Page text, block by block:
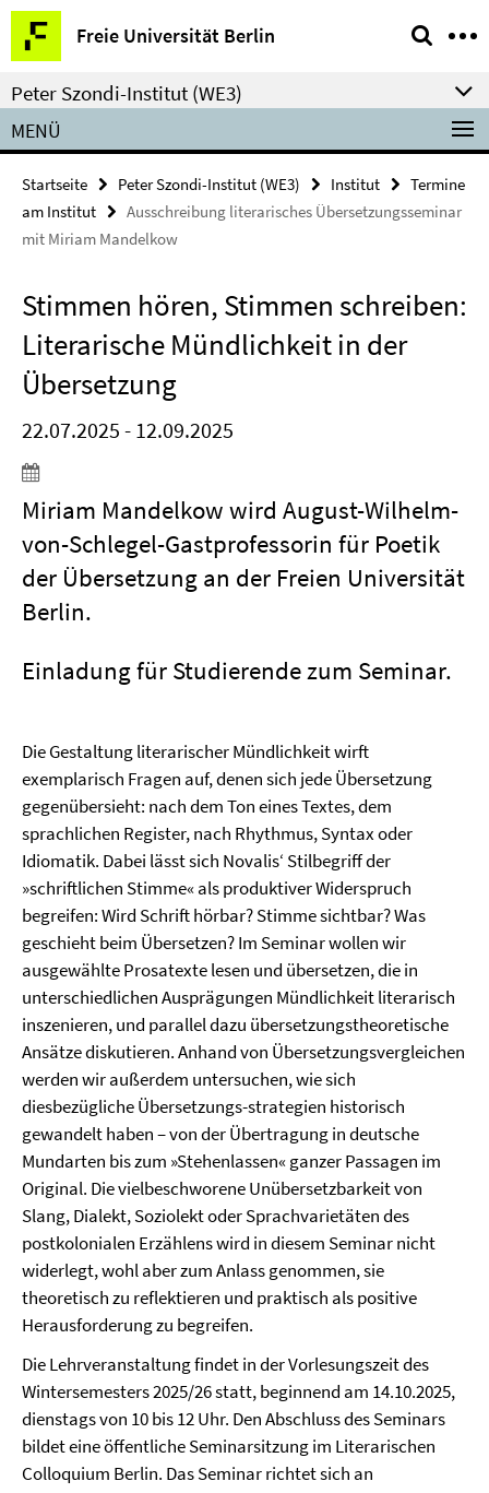
Springe
direkt
zu
Inhalt
Freie Universität Berlin
Service-
Navigation
Peter Szondi-Institut (WE3)
MENÜ
Startseite Peter Szondi-Institut (WE3) Institut
Termine
am Institut
Ausschreibung literarisches Übersetzungsseminar
mit Miriam Mandelkow
Stimmen hören, Stimmen schreiben:
Literarische Mündlichkeit in der
Übersetzung
22.07.2025 - 12.09.2025
Miriam Mandelkow wird August-Wilhelm-
von-Schlegel-Gastprofessorin für Poetik
der Übersetzung an der Freien Universität
Berlin.
Einladung für Studierende zum Seminar.
Die Gestaltung literarischer Mündlichkeit wirft
exemplarisch Fragen auf, denen sich jede Übersetzung
gegenübersieht: nach dem Ton eines Textes, dem
sprachlichen Register, nach Rhythmus, Syntax oder
Idiomatik. Dabei lässt sich Novalis‘ Stilbegriff der
»schriftlichen Stimme« als produktiver Widerspruch
begreifen: Wird Schrift hörbar? Stimme sichtbar? Was
geschieht beim Übersetzen? Im Seminar wollen wir
ausgewählte Prosatexte lesen und übersetzen, die in
unterschiedlichen Ausprägungen Mündlichkeit literarisch
inszenieren, und parallel dazu übersetzungstheoretische
Ansätze diskutieren. Anhand von Übersetzungsvergleichen
werden wir außerdem untersuchen, wie sich
diesbezügliche Übersetzungs-strategien historisch
gewandelt haben – von der Übertragung in deutsche
Mundarten bis zum »Stehenlassen« ganzer Passagen im
Original. Die vielbeschworene Unübersetzbarkeit von
Slang, Dialekt, Soziolekt oder Sprachvarietäten des
postkolonialen Erzählens wird in diesem Seminar nicht
widerlegt, wohl aber zum Anlass genommen, sie
theoretisch zu reflektieren und praktisch als positive
Herausforderung zu begreifen.
Die Lehrveranstaltung findet in der Vorlesungszeit des
Wintersemesters 2025/26 statt, beginnend am 14.10.2025,
dienstags von 10 bis 12 Uhr. Den Abschluss des Seminars
bildet eine öffentliche Seminarsitzung im Literarischen
Colloquium Berlin. Das Seminar richtet sich an